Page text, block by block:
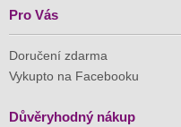
Pro Vás
Doručení zdarma
Vykupto na Facebooku
Důvěryhodný nákup